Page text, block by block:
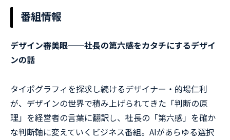
番組情報
デザイン審美眼──社長の第六感をカタチにするデザイ
ンの話
タイポグラフィを探求し続けるデザイナー・的場仁利
が、デザインの世界で積み上げられてきた「判断の原
理」を経営者の言葉に翻訳し、社長の「第六感」を確か
な判断軸に変えていくビジネス番組。AIがあらゆる選択